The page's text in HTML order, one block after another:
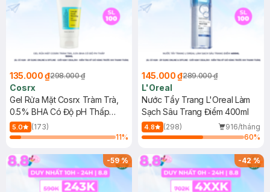
135.000 ₫298.000 ₫
Cosrx
Gel Rửa Mặt Cosrx Tràm Trà,
0.5% BHA Có Độ pH Thấp
150ml
5.0
(173)
11%
145.000 ₫289.000 ₫
L'Oreal
Nước Tẩy Trang L'Oreal Làm
Sạch Sâu Trang Điểm 400ml
4.8 (298)
916/tháng
60%
-59% -42%